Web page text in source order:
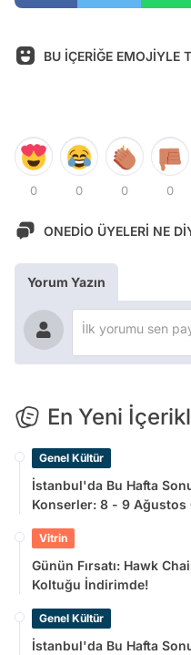
BU İÇERİĞE EMOJİYLE
0 0 0 0
ONEDİO ÜYELERİ NE
Yorum Yazın
En Yeni
Genel Kültür
İstanbul'da Bu Hafta
Konserler: 8 - 9 Ağustos
Vitrin
Günün Fırsatı: Hawk
Koltuğu İndirimde!
Genel Kültür
İstanbul'da Bu Hafta